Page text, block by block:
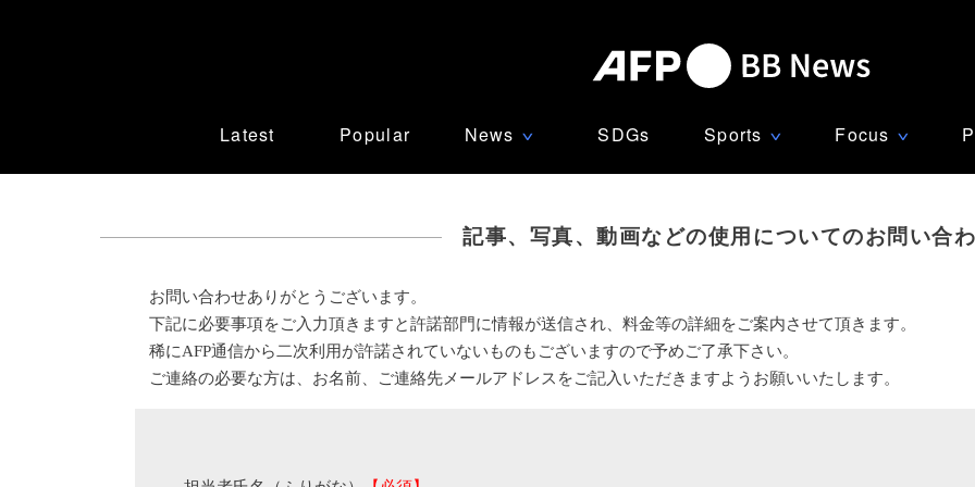
Latest Popular News ∨ SDGs Sports ∨ Focus ∨
記事、写真、動画などの使用についてのお問い合
お問い合わせありがとうございます。
下記に必要事項をご入力頂きますと許諾部門に情報が送信され、料金等の詳細をご案内させて頂きます。
稀にAFP通信から二次利用が許諾されていないものもございますので予めご了承下さい。
ご連絡の必要な方は、お名前、ご連絡先メールアドレスをご記入いただきますようお願いいたします。